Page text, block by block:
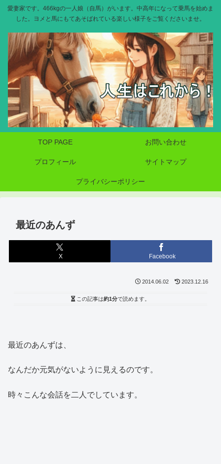
愛妻家です。466kgの一人娘（自馬）がいます。中高年になって乗馬を始めま
した。ヨメと馬にもてあそばれている楽しい様子をご覧くださいませ。
TOP PAGE お問い合わせ
プロフィール サイトマップ
プライバシーポリシー
最近のあんず
X Facebook
2014.06.02 2023.12.16
この記事は約1分で読めます。
最近のあんずは、
なんだか元気がないように見えるのです。
時々こんな会話を二人でしています。